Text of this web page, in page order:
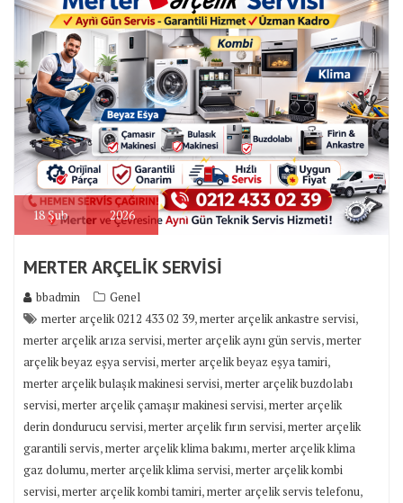
18Şub 2026
MERTER ARÇELİK SERVİSİ
bbadmin
Genel
merter arçelik 0212 433 02 39,merter arçelik ankastre servisi,
merter arçelik arıza servisi,merter arçelik aynı gün servis,merter
arçelik beyaz eşya servisi,merter arçelik beyaz eşya tamiri,
merter arçelik bulaşık makinesi servisi,merter arçelik buzdolabı
servisi,merter arçelik çamaşır makinesi servisi,merter arçelik
derin dondurucu servisi,merter arçelik fırın servisi,merter arçelik
garantili servis,merter arçelik klima bakımı,merter arçelik klima
gaz dolumu,merter arçelik klima servisi,merter arçelik kombi
servisi,merter arçelik kombi tamiri,merter arçelik servis telefonu,